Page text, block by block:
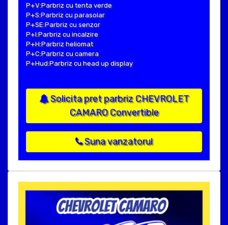
P+V:Parbriz cu tenta verde
P+S:Parbriz cu parasolar
P+SE:Parbriz cu senzor
P+I:Parbriz cu incalzire
P+H:Parbriz heliomat
P+C:Parbriz cu camera
P+Hud:Parbriz cu head up display
Solicita pret parbriz CHEVROLET
CAMARO Convertible
Suna vanzatorul